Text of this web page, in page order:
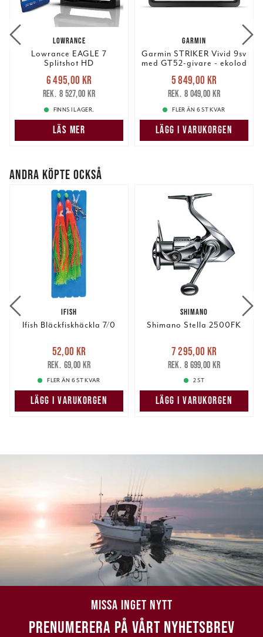
LOWRANCE
Lowrance EAGLE 7
Splitshot HD
Nuvarande pris
6 495,00 krTidigare pris
8 527,00 kr
6 495,00 kr
8 527,00 kr
FINNS I LAGER.
LÄS MER
GARMIN
Garmin STRIKER Vivid 9sv
med GT52-givare - ekolod
Nuvarande pris
5 849,00 krTidigare pris
8 049,00 kr
5 849,00 kr
8 049,00 kr
FLER ÄN 6 ST KVAR
LÄGG I VARUKORGEN
ANDRA KÖPTE OCKSÅ
IFISH
Ifish Bläckfiskhäckla 7/0
Nuvarande pris
52,00 krTidigare pris
69,00 kr
52,00 kr
69,00 kr
FLER ÄN 6 ST KVAR
LÄGG I VARUKORGEN
SHIMANO
Shimano Stella 2500FK
Nuvarande pris
7 295,00 krTidigare pris
8 699,00 kr
7 295,00 kr
8 699,00 kr
2 ST
LÄGG I VARUKORGEN
MISSA INGET NYTT
PRENUMERERA PÅ VÅRT NYHETSBREV